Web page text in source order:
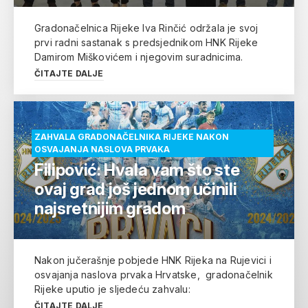
Gradonačelnica Rijeke Iva Rinčić održala je svoj
prvi radni sastanak s predsjednikom HNK Rijeke
Damirom Miškovićem i njegovim suradnicima.
ČITAJTE DALJE
ZAHVALA GRADONAČELNIKA RIJEKE NAKON
OSVAJANJA NASLOVA PRVAKA
Filipović: Hvala vam što ste
ovaj grad još jednom učinili
najsretnijim gradom
Nakon jučerašnje pobjede HNK Rijeka na Rujevici i
osvajanja naslova prvaka Hrvatske, gradonačelnik
Rijeke uputio je sljedeću zahvalu:
ČITAJTE DALJE